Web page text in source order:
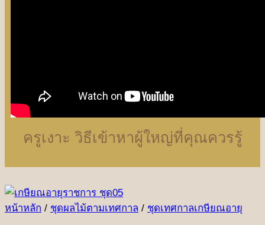
ครูเงาะ วิธีเข้าหาผู้ใหญ่ที่คุณควรรู้
หน้าหลัก / ชุดผลไม้ตามเทศกาล / ชุดเทศกาลเกษียณอายุ